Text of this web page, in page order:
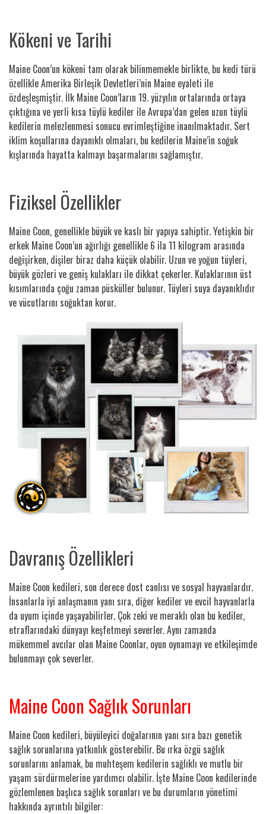
Kökeni ve Tarihi
Maine Coon’un kökeni tam olarak bilinmemekle birlikte, bu kedi türü
özellikle Amerika Birleşik Devletleri’nin Maine eyaleti ile
özdeşleşmiştir. İlk Maine Coon’ların 19. yüzyılın ortalarında ortaya
çıktığına ve yerli kısa tüylü kediler ile Avrupa’dan gelen uzun tüylü
kedilerin melezlenmesi sonucu evrimleştiğine inanılmaktadır. Sert
iklim koşullarına dayanıklı olmaları, bu kedilerin Maine’in soğuk
kışlarında hayatta kalmayı başarmalarını sağlamıştır.
Fiziksel Özellikler
Maine Coon, genellikle büyük ve kaslı bir yapıya sahiptir. Yetişkin bir
erkek Maine Coon’un ağırlığı genellikle 6 ila 11 kilogram arasında
değişirken, dişiler biraz daha küçük olabilir. Uzun ve yoğun tüyleri,
büyük gözleri ve geniş kulakları ile dikkat çekerler. Kulaklarının üst
kısımlarında çoğu zaman püsküller bulunur. Tüyleri suya dayanıklıdır
ve vücutlarını soğuktan korur.
Davranış Özellikleri
Maine Coon kedileri, son derece dost canlısı ve sosyal hayvanlardır.
İnsanlarla iyi anlaşmanın yanı sıra, diğer kediler ve evcil hayvanlarla
da uyum içinde yaşayabilirler. Çok zeki ve meraklı olan bu kediler,
etraflarındaki dünyayı keşfetmeyi severler. Aynı zamanda
mükemmel avcılar olan Maine Coonlar, oyun oynamayı ve etkileşimde
bulunmayı çok severler.
Maine Coon Sağlık Sorunları
Maine Coon kedileri, büyüleyici doğalarının yanı sıra bazı genetik
sağlık sorunlarına yatkınlık gösterebilir. Bu ırka özgü sağlık
sorunlarını anlamak, bu muhteşem kedilerin sağlıklı ve mutlu bir
yaşam sürdürmelerine yardımcı olabilir. İşte Maine Coon kedilerinde
gözlemlenen başlıca sağlık sorunları ve bu durumların yönetimi
hakkında ayrıntılı bilgiler: